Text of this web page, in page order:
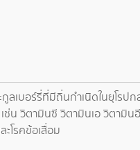
กูลเบอร์รี่ที่มีถิ่นกำเนิดในยุโร
ช่น วิตามินซี วิตามินเอ วิตามิ
ะโรคข้อเสื่อม